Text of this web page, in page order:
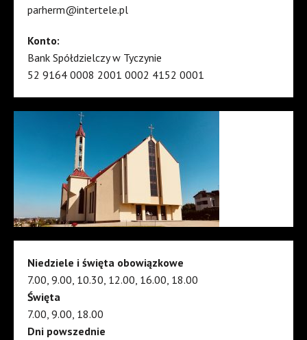
parherm@intertele.pl
Konto:
Bank Spółdzielczy w Tyczynie
52 9164 0008 2001 0002 4152 0001
Niedziele i święta obowiązkowe
7.00, 9.00, 10.30, 12.00, 16.00, 18.00
Święta
7.00, 9.00, 18.00
Dni powszednie